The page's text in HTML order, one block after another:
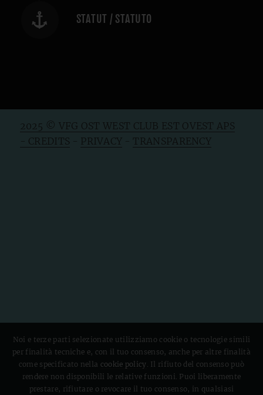
STATUT / STATUTO
2025 © VFG OST WEST CLUB EST OVEST APS
- CREDITS
PRIVACY TRANSPARENCY
Noi e terze parti selezionate utilizziamo cookie o tecnologie simili
per finalità tecniche e, con il tuo consenso, anche per altre finalità
come specificato nella cookie policy. Il rifiuto del consenso può
rendere non disponibili le relative funzioni. Puoi liberamente
prestare, rifiutare o revocare il tuo consenso, in qualsiasi